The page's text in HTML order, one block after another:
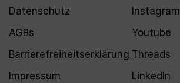
Datenschutz
AGBs
Barrierefreiheitserklärung
Impressum
Instagram
Youtube
Threads
LinkedIn